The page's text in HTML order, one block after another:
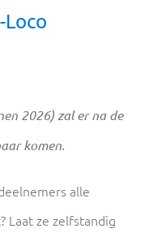
2026) zal er na de
komen.
alle
Laat ze zelfstandig